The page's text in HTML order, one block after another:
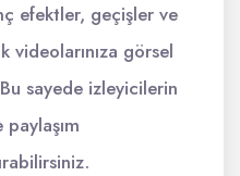
efektler, geçişler ve
videolarınıza görsel
sayede izleyicilerin